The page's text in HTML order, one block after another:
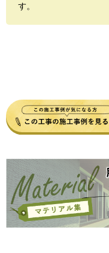
す。